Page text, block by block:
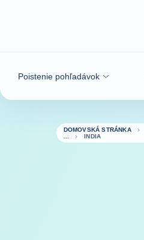
Poistenie pohľadávok
DOMOVSKÁ STRÁNKA
INDIA